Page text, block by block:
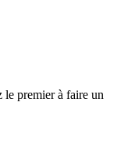
le premier à faire un